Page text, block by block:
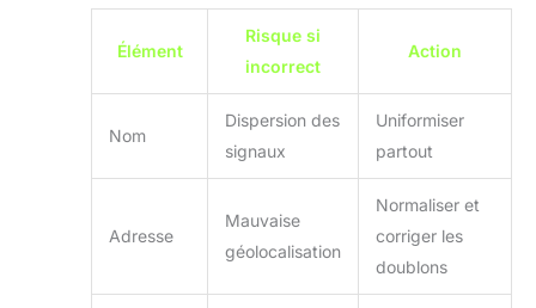
Élément
Risque si
incorrect
Action
Nom
Dispersion des
signaux
Uniformiser
partout
Adresse
Mauvaise
géolocalisation
Normaliser et
corriger les
doublons